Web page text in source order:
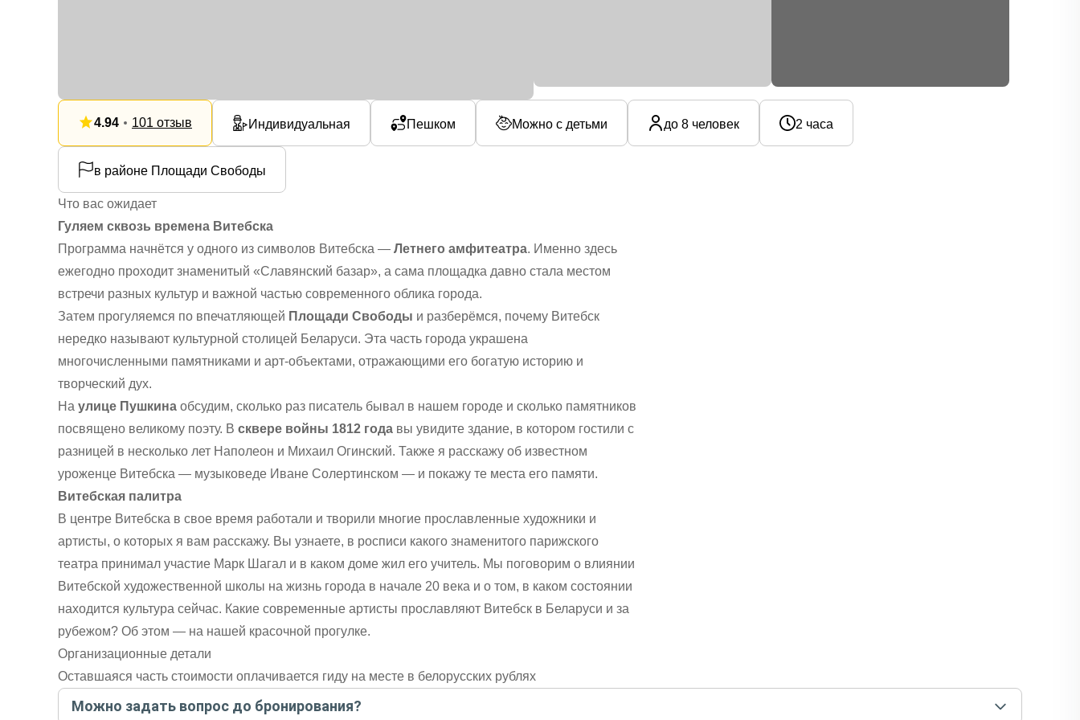
4.94 101 отзыв Индивидуальная Пешком Можно с детьми до 8 человек 2 часа
в районе Площади Свободы
Что вас ожидает
Гуляем сквозь времена Витебска
Программа начнётся у одного из символов Витебска — Летнего амфитеатра. Именно здесь
ежегодно проходит знаменитый «Славянский базар», а сама площадка давно стала местом
встречи разных культур и важной частью современного облика города.
Затем прогуляемся по впечатляющей Площади Свободы и разберёмся, почему Витебск
нередко называют культурной столицей Беларуси. Эта часть города украшена
многочисленными памятниками и арт-объектами, отражающими его богатую историю и
творческий дух.
На улице Пушкина обсудим, сколько раз писатель бывал в нашем городе и сколько памятников
посвящено великому поэту. В сквере войны 1812 года вы увидите здание, в котором гостили с
разницей в несколько лет Наполеон и Михаил Огинский. Также я расскажу об известном
уроженце Витебска — музыковеде Иване Солертинском — и покажу те места его памяти.
Витебская палитра
В центре Витебска в свое время работали и творили многие прославленные художники и
артисты, о которых я вам расскажу. Вы узнаете, в росписи какого знаменитого парижского
театра принимал участие Марк Шагал и в каком доме жил его учитель. Мы поговорим о влиянии
Витебской художественной школы на жизнь города в начале 20 века и о том, в каком состоянии
находится культура сейчас. Какие современные артисты прославляют Витебск в Беларуси и за
рубежом? Об этом — на нашей красочной прогулке.
Организационные детали
Оставшаяся часть стоимости оплачивается гиду на месте в белорусских рублях
Можно задать вопрос до бронирования?